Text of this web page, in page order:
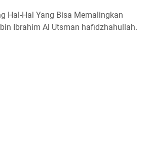
Hal-Hal Yang Bisa Memalingkan
Ibrahim Al Utsman hafidzhahullah.